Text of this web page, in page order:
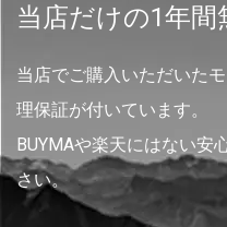
当店だけの1年間
当店でご購入いただいた
理保証が付いています。
BUYMAや楽天にはない安
さい。